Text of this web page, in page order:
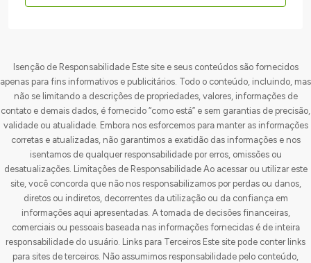
Isenção de Responsabilidade Este site e seus conteúdos são fornecidos
apenas para fins informativos e publicitários. Todo o conteúdo, incluindo, mas
não se limitando a descrições de propriedades, valores, informações de
contato e demais dados, é fornecido “como está” e sem garantias de precisão,
validade ou atualidade. Embora nos esforcemos para manter as informações
corretas e atualizadas, não garantimos a exatidão das informações e nos
isentamos de qualquer responsabilidade por erros, omissões ou
desatualizações. Limitações de Responsabilidade Ao acessar ou utilizar este
site, você concorda que não nos responsabilizamos por perdas ou danos,
diretos ou indiretos, decorrentes da utilização ou da confiança em
informações aqui apresentadas. A tomada de decisões financeiras,
comerciais ou pessoais baseada nas informações fornecidas é de inteira
responsabilidade do usuário. Links para Terceiros Este site pode conter links
para sites de terceiros. Não assumimos responsabilidade pelo conteúdo,